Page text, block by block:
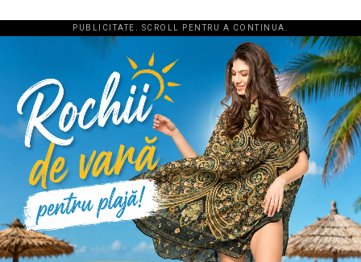
PUBLICITATE. SCROLL PENTRU A CONTINUA.